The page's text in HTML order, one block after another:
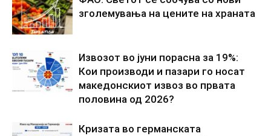
зголемувања на цените на храната
Извозот во јуни порасна за 19%:
Кои производи и пазари го носат
македонскиот извоз во првата
половина од 2026?
Кризата во германската